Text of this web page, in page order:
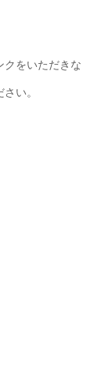
クをいただきな
い。